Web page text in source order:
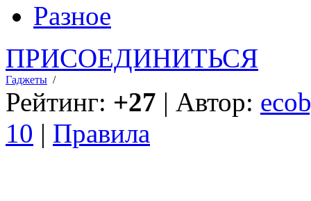
Разное
ПРИСОЕДИНИТЬСЯ
Гаджеты /
Рейтинг: +27 | Автор:
10 | Правила